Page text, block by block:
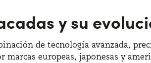
y su
de tecnología avanzada,
europeas, japonesas y